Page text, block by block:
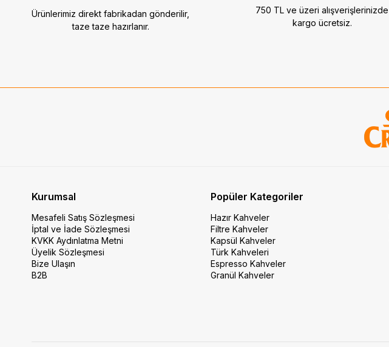
Ürünlerimiz direkt fabrikadan gönderilir,
taze taze hazırlanır.
750 TL ve üzeri alışverişlerinizde
kargo ücretsiz.
Kurumsal
Mesafeli Satış Sözleşmesi
İptal ve İade Sözleşmesi
KVKK Aydınlatma Metni
Üyelik Sözleşmesi
Bize Ulaşın
B2B
Popüler Kategoriler
Hazır Kahveler
Filtre Kahveler
Kapsül Kahveler
Türk Kahveleri
Espresso Kahveler
Granül Kahveler